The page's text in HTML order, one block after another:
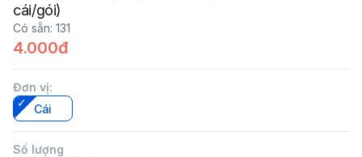
cái/gói)
Có sẵn: 131
4.000đ
Đơn vị:
Cái
Số lượng